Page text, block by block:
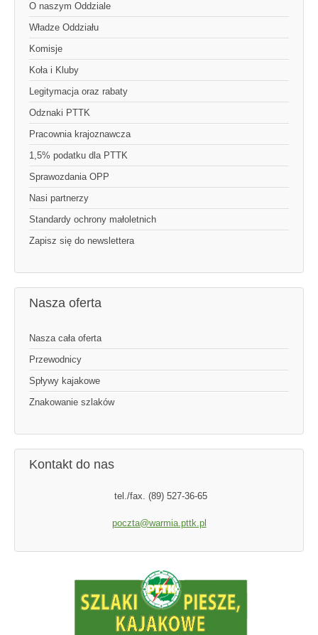
O naszym Oddziale
Władze Oddziału
Komisje
Koła i Kluby
Legitymacja oraz rabaty
Odznaki PTTK
Pracownia krajoznawcza
1,5% podatku dla PTTK
Sprawozdania OPP
Nasi partnerzy
Standardy ochrony małoletnich
Zapisz się do newslettera
Nasza oferta
Nasza cała oferta
Przewodnicy
Spływy kajakowe
Znakowanie szlaków
Kontakt do nas
tel./fax. (89) 527-36-65
poczta@warmia.pttk.pl